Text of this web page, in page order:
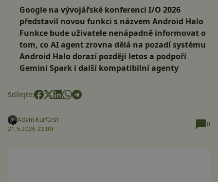
Google na vývojářské konferenci I/O 2026
představil novou funkci s názvem Android Halo
Funkce bude uživatele nenápadně informovat o
tom, co AI agent zrovna dělá na pozadí systému
Android Halo dorazí později letos a podpoří
Gemini Spark i další kompatibilní agenty
Sdílejte:
Adam Kurfürst
21.5.2026 22:00
0